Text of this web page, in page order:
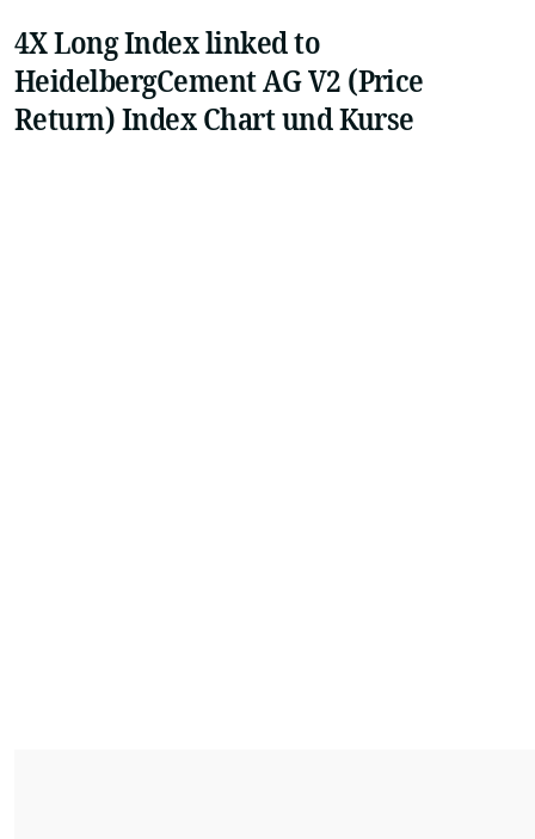
4X Long Index linked to
HeidelbergCement AG V2 (Price
Return) Index Chart und Kurse